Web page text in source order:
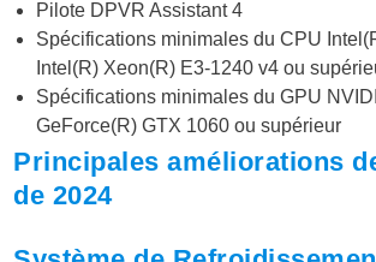
Pilote DPVR Assistant 4
Spécifications minimales du CPU
Intel(R) Xeon(R) E3-1240 v4 ou
Spécifications minimales du GPU
GeForce(R) GTX 1060 ou supérieur
Principales améliorations
de 2024